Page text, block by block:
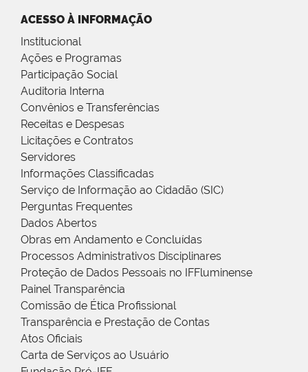
ACESSO À INFORMAÇÃO
Institucional
Ações e Programas
Participação Social
Auditoria Interna
Convênios e Transferências
Receitas e Despesas
Licitações e Contratos
Servidores
Informações Classificadas
Serviço de Informação ao Cidadão (SIC)
Perguntas Frequentes
Dados Abertos
Obras em Andamento e Concluídas
Processos Administrativos Disciplinares
Proteção de Dados Pessoais no IFFluminense
Painel Transparência
Comissão de Ética Profissional
Transparência e Prestação de Contas
Atos Oficiais
Carta de Serviços ao Usuário